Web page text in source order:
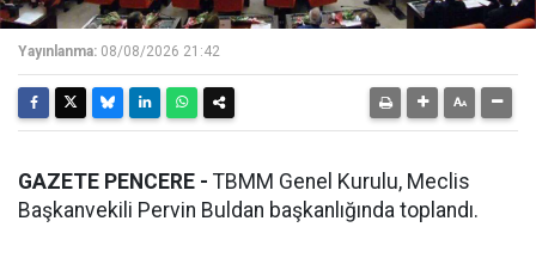
Yayınlanma: 08/08/2026 21:42
GAZETE PENCERE - TBMM Genel Kurulu, Meclis
Başkanvekili Pervin Buldan başkanlığında toplandı.